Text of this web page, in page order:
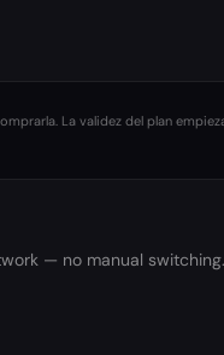
La validez del plan
— no manual switching.